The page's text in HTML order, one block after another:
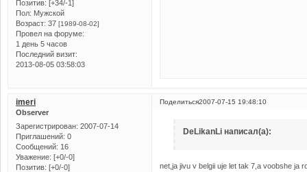
Позитив: [+34/-1]
Пол: Мужской
Возраст: 37 [1989-08-02]
Провел на форуме:
1 день 5 часов
Последний визит:
2013-08-05 03:58:03
Поделиться2007-07-15 19:48:10
imeri
Observer
Зарегистрирован: 2007-07-14
Приглашений: 0
Сообщений: 16
Уважение: [+0/-0]
Позитив: [+0/-0]
DeLikanLi написал(а):
net,ja jivu v belgii uje let tak 7,a voobshe ja